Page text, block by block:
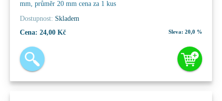
mm, průměr 20 mm cena za 1 kus
Dostupnost: Skladem
Cena: 24,00 Kč Sleva: 20,0 %